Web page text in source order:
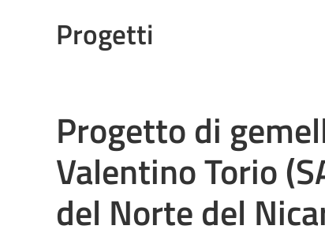
Progetti
Progetto di
Valentino Torio
del Norte del